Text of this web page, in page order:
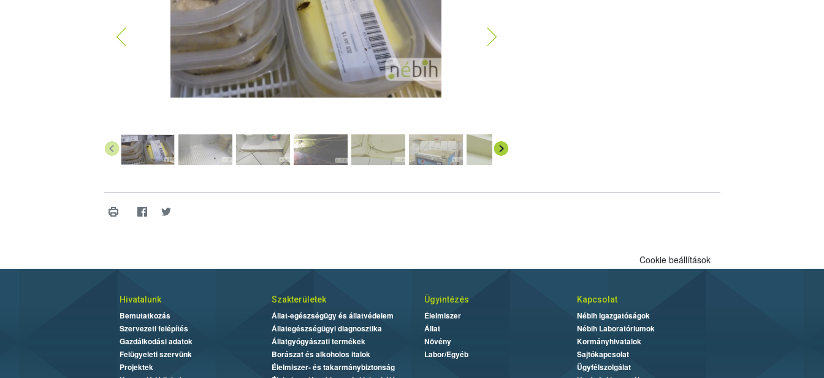
Cookie beállítások
Hivatalunk
Bemutatkozás
Szervezeti felépítés
Gazdálkodási adatok
Felügyeleti szervünk
Projektek
Szakterületek
Állat-egészségügy és állatvédelem
Állategészségügyi diagnosztika
Állatgyógyászati termékek
Borászat és alkoholos italok
Élelmiszer- és takarmánybiztonság
Ügyintézés
Élelmiszer
Állat
Növény
Labor/Egyéb
Kapcsolat
Nébih Igazgatóságok
Nébih Laboratóriumok
Kormányhivatalok
Sajtókapcsolat
Ügyfélszolgálat